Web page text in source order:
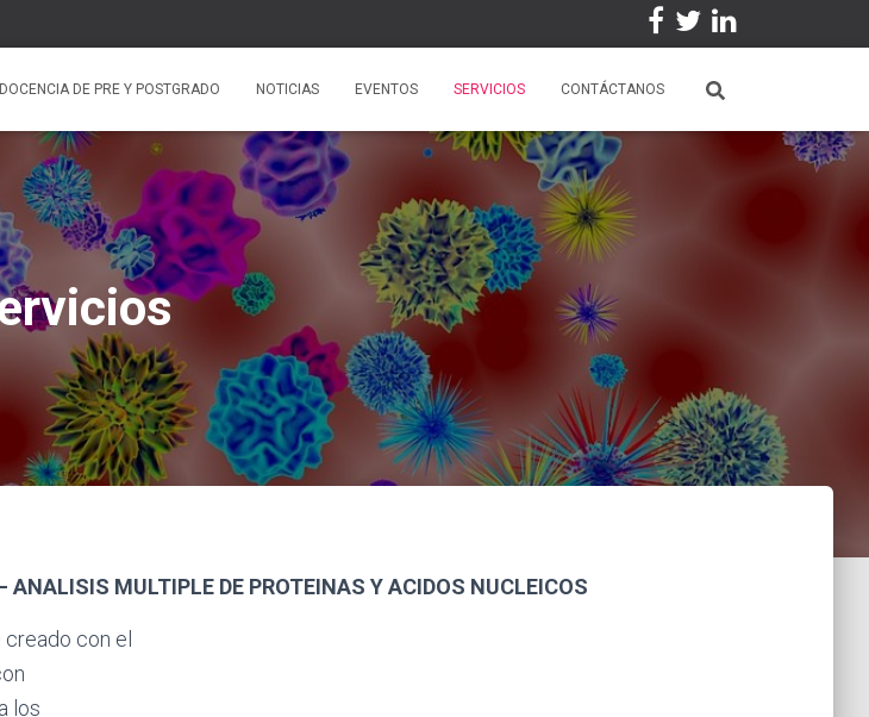
DOCENCIA DE PRE Y POSTGRADO NOTICIAS EVENTOS SERVICIOS CONTÁCTANOS
ANALISIS MULTIPLE DE PROTEINAS Y ACIDOS NUCLEICOS
con el
los